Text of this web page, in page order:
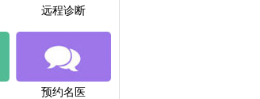
远程诊断
预约名医